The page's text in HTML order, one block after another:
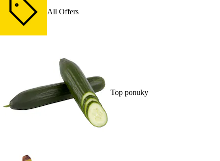
All Offers
Top ponuky